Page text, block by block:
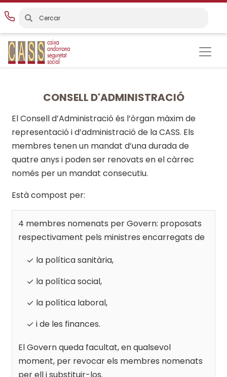
Vés
al
contingut
CONSELL D'ADMINISTRACIÓ
El Consell d’Administració és l’òrgan màxim de
representació i d’administració de la CASS. Els
membres tenen un mandat d’una durada de
quatre anys i poden ser renovats en el càrrec
només per un mandat consecutiu.
Està compost per:
4 membres nomenats per Govern: proposats
respectivament pels ministres encarregats de
la política sanitària,
la política social,
la política laboral,
i de les finances.
El Govern queda facultat, en qualsevol
moment, per revocar els membres nomenats